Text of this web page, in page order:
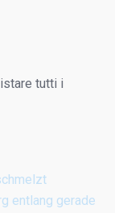
tutti i
entlang gerade